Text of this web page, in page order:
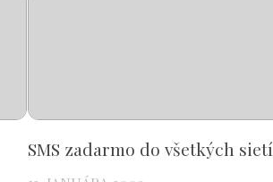
SMS zadarmo do všetkých sietí